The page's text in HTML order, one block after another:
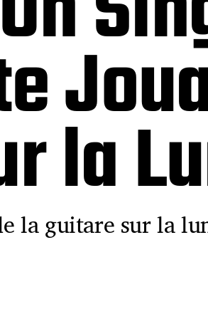
la
la guitare sur la